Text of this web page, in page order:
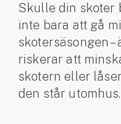
Bilförsäkring för företag
Fordon
Snöskoterförsäkring
ATV-försäkring
Skulle din skoter
inte bara att gå
skotersäsongen
riskerar att
skotern eller
den står utomhus.